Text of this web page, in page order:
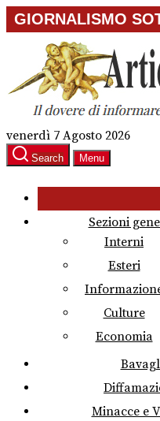
Skip
to
content
GIORNALISMO
venerdì 7 Agosto 2026
Search Menu
Sezioni
Interni
Esteri
Culture
Economia
Minacce e